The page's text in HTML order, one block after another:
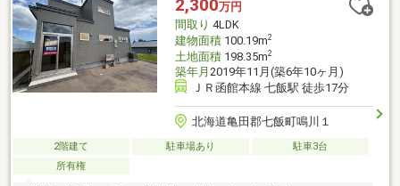
てを兼ね備えた物件です。
2,300万円
間取り 4LDK
建物面積100.19m2
土地面積198.35m2
築年月 2019年11月(築6年10ヶ月)
ＪＲ函館本線 七飯駅 徒歩17分
北海道亀田郡七飯町鳴川１
2階建て 駐車場あり
駐車3台
所有権